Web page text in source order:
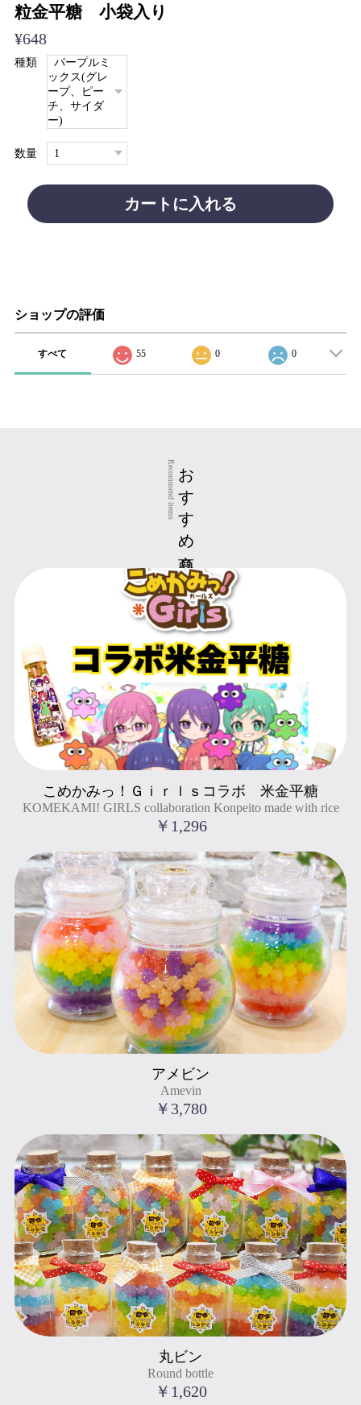
粒金平糖 小袋入り
¥648
種類
数量
カートに入れる
ショップの評価
すべて 55 0 0
おすすめ商品
Recommend items
" title="こめかみっ！Ｇｉｒｌｓコラボ 米金平糖
KOMEKAMI! GIRLS collaboration Konpeito made with rice
">
こめかみっ！Ｇｉｒｌｓコラボ 米金平糖
KOMEKAMI! GIRLS collaboration Konpeito made with rice
￥1,296
" title="アメビン
Amevin
">
アメビン
Amevin
￥3,780
" title="丸ビン
Round bottle
">
丸ビン
Round bottle
￥1,620